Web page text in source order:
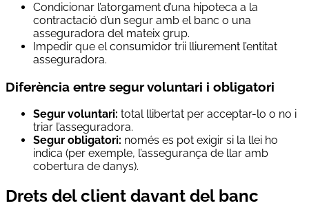
Condicionar l’atorgament d’una hipoteca a la
contractació d’un segur amb el banc o una
asseguradora del mateix grup.
Impedir que el consumidor trii lliurement l’entitat
asseguradora.
Diferència entre segur voluntari i obligatori
Segur voluntari: total llibertat per acceptar-lo o no i
triar l’asseguradora.
Segur obligatori: només es pot exigir si la llei ho
indica (per exemple, l’assegurança de llar amb
cobertura de danys).
Drets del client davant del banc